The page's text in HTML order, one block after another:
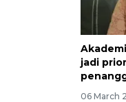
jadi
06 March